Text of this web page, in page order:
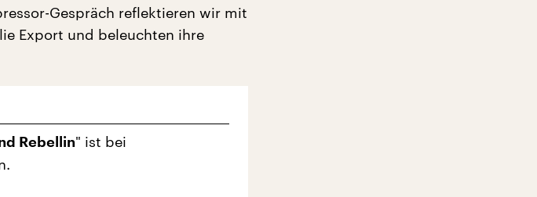
Gespräch reflektieren wir mit
Export und beleuchten ihre
Rebellin" ist bei